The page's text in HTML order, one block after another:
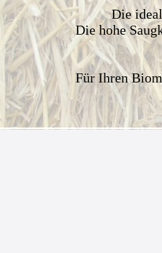
Die
Die hohe
Für Ihren